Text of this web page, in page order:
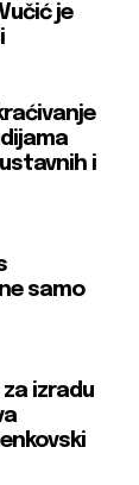
je
i
samo
izradu